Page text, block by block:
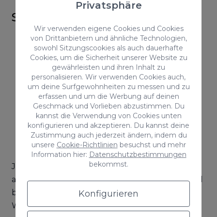
Privatsphäre
Wir verwenden eigene Cookies und Cookies
von Drittanbietern und ähnliche Technologien,
sowohl Sitzungscookies als auch dauerhafte
Cookies, um die Sicherheit unserer Website zu
gewährleisten und ihren Inhalt zu
personalisieren. Wir verwenden Cookies auch,
um deine Surfgewohnheiten zu messen und zu
erfassen und um die Werbung auf deinen
Geschmack und Vorlieben abzustimmen. Du
kannst die Verwendung von Cookies unten
konfigurieren und akzeptieren. Du kannst deine
Zustimmung auch jederzeit ändern, indem du
unsere Cookie-Richtlinien besuchst und mehr
Information hier: Datenschutzbestimmungen
bekommst.
Konfigurieren
selben Bereichen?
Ja, sowohl Copywriter, als auch Redakteure
arbeiten im Bereich des digitalen Marketings und
bilden grundlegende Aspekte einer Online-
Werbestrategie.